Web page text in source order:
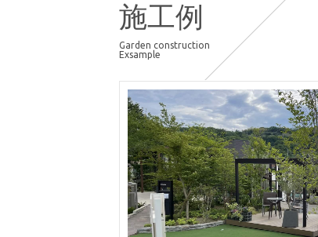
施工例
Garden construction
Exsample